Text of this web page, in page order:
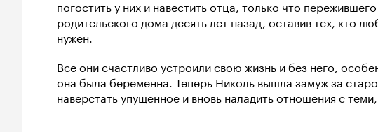
погостить у них и навестить отца, только что
родительского дома десять лет назад, оставив тех, кто
нужен.
Все они счастливо устроили свою жизнь и без него,
она была беременна. Теперь Николь вышла замуж за
наверстать упущенное и вновь наладить отношения с